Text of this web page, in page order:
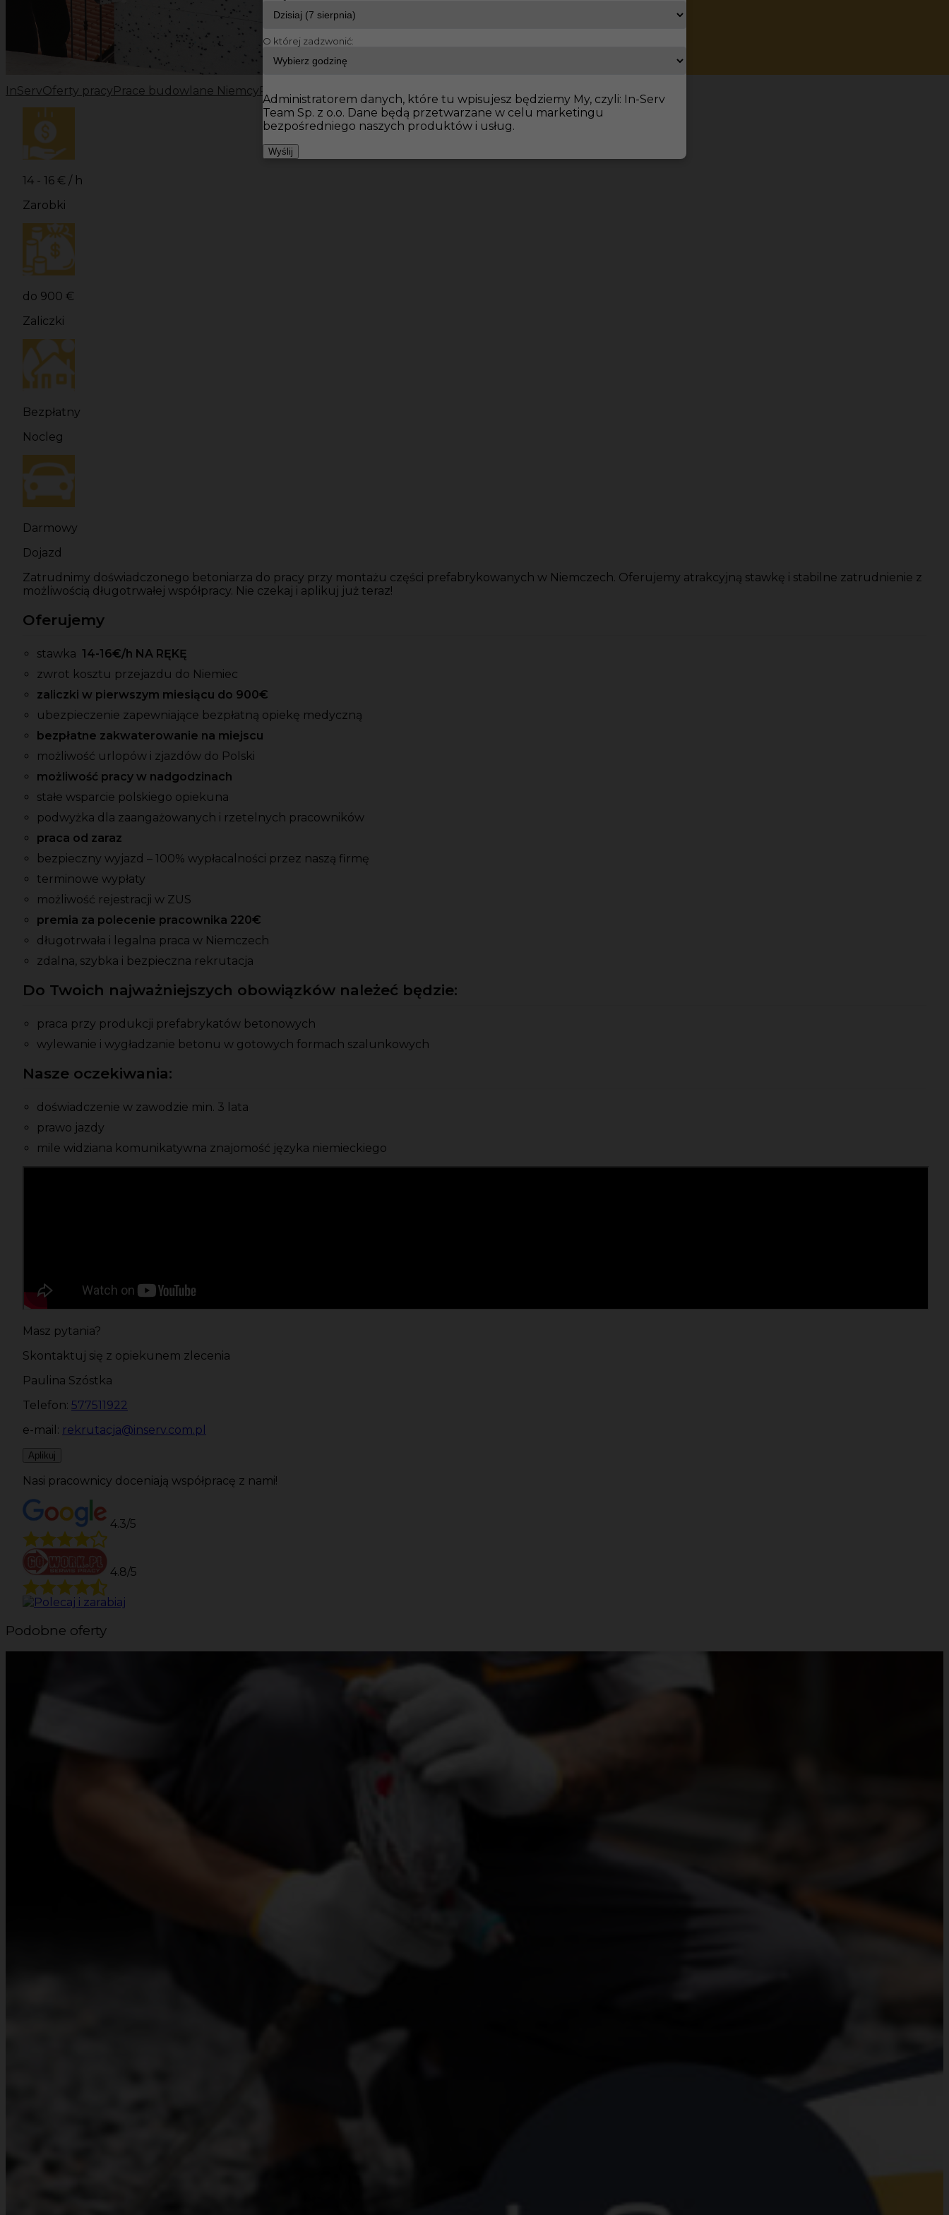
InServOferty pracy Prace budowlane Niemcy Prace budowlane Betoniarz praca w Niemczech – bez języka
14 - 16 € / h
Zarobki
do 900 €
Zaliczki
Bezpłatny
Nocleg
Darmowy
Dojazd
Zatrudnimy doświadczonego betoniarza do pracy przy montażu części prefabrykowanych w Niemczech. Oferujemy atrakcyjną stawkę i stabilne zatrudnienie z
możliwością długotrwałej współpracy. Nie czekaj i aplikuj już teraz!
Oferujemy
stawka 14-16€/h NA RĘKĘ
zwrot kosztu przejazdu do Niemiec
zaliczki w pierwszym miesiącu do 900€
ubezpieczenie zapewniające bezpłatną opiekę medyczną
bezpłatne zakwaterowanie na miejscu
możliwość urlopów i zjazdów do Polski
możliwość pracy w nadgodzinach
stałe wsparcie polskiego opiekuna
podwyżka dla zaangażowanych i rzetelnych pracowników
praca od zaraz
bezpieczny wyjazd – 100% wypłacalności przez naszą firmę
terminowe wypłaty
możliwość rejestracji w ZUS
premia za polecenie pracownika 220€
długotrwała i legalna praca w Niemczech
zdalna, szybka i bezpieczna rekrutacja
Do Twoich najważniejszych obowiązków należeć będzie:
praca przy produkcji prefabrykatów betonowych
wylewanie i wygładzanie betonu w gotowych formach szalunkowych
Nasze oczekiwania:
doświadczenie w zawodzie min. 3 lata
prawo jazdy
mile widziana komunikatywna znajomość języka niemieckiego
Masz pytania?
Skontaktuj się z opiekunem zlecenia
Paulina Szóstka
Telefon: 577511922
e-mail: rekrutacja@inserv.com.pl
Aplikuj
Nasi pracownicy doceniają współpracę z nami!
4.3/5
4.8/5
Podobne oferty
O której zadzwonić:
Administratorem danych, które tu wpisujesz będziemy My, czyli: In-Serv
Team Sp. z o.o. Dane będą przetwarzane w celu marketingu
bezpośredniego naszych produktów i usług.
Wyślij